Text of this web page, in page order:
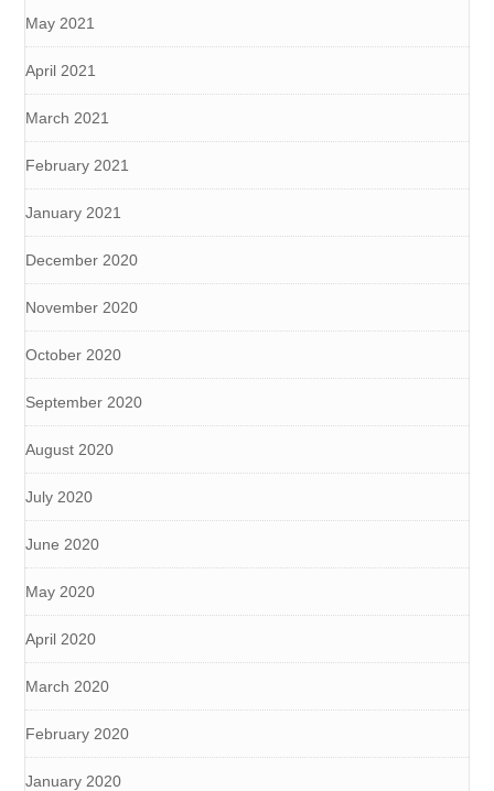
May 2021
April 2021
March 2021
February 2021
January 2021
December 2020
November 2020
October 2020
September 2020
August 2020
July 2020
June 2020
May 2020
April 2020
March 2020
February 2020
January 2020